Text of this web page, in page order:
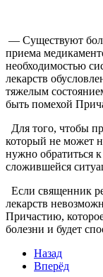
— Существуют
приема
необходимостью
лекарств
тяжелым
быть помехой
Для того, чтобы
который не может
нужно обратиться
сложившейся
Если священник
лекарств
Причастию,
болезни и будет
Назад
Вперёд